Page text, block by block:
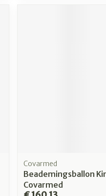
Covarmed
Beademingsballon
Covarmed